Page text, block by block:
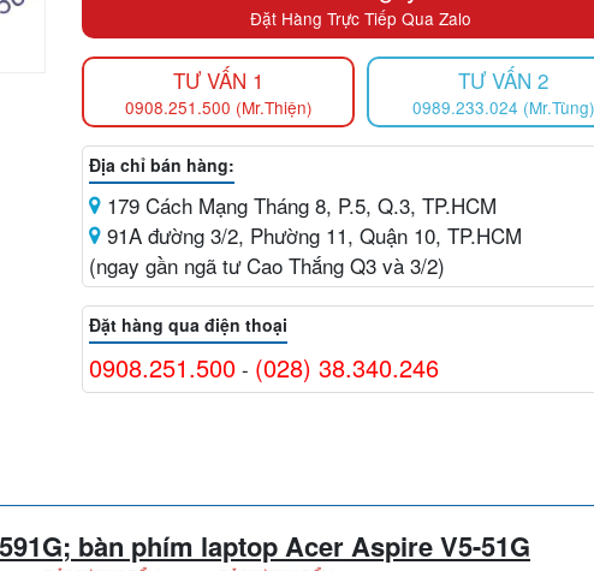
Đặt Hàng Trực Tiếp Qua Zalo
TƯ VẤN 1
0908.251.500 (Mr.Thiện)
TƯ VẤN 2
0989.233.024 (Mr.Tùng)
Địa chỉ bán hàng:
179 Cách Mạng Tháng 8, P.5, Q.3, TP.HCM
91A đường 3/2, Phường 11, Quận 10, TP.HCM
(ngay gần ngã tư Cao Thắng Q3 và 3/2)
Đặt hàng qua điện thoại
0908.251.500 - (028) 38.340.246
bàn phím laptopAcerAspireV5-51G